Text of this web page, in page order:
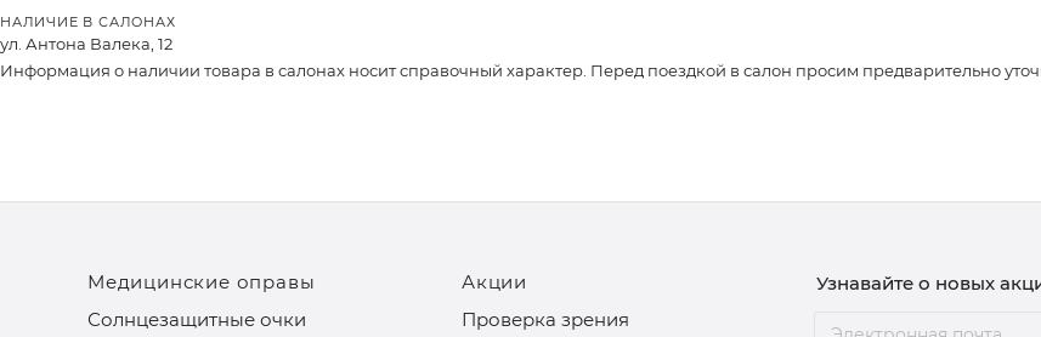
НАЛИЧИЕ В САЛОНАХ
ул. Антона Валека, 12
Информация о наличии товара в салонах носит справочный характер. Перед поездкой в салон просим предварительно
Медицинские оправы
Солнцезащитные очки
Акции
Проверка зрения
Узнавайте о новых